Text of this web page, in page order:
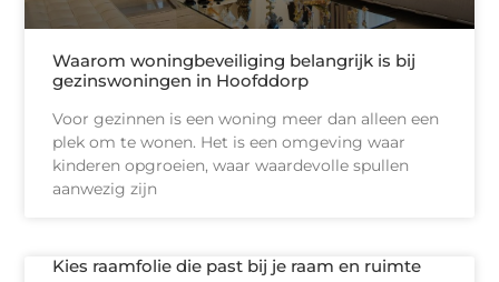
Waarom woningbeveiliging belangrijk is bij
gezinswoningen in Hoofddorp
Voor gezinnen is een woning meer dan alleen een
plek om te wonen. Het is een omgeving waar
kinderen opgroeien, waar waardevolle spullen
aanwezig zijn
Kies raamfolie die past bij je raam en ruimte